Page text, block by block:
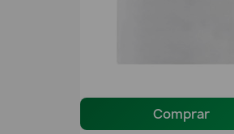
Comprar